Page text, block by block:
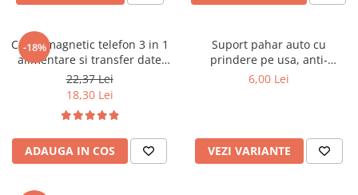
Parasolare Auto
Plasa elastica & Organizator Auto
Prelate Auto
Scrumiere Auto
Stergatoare Parbriz
Suport Auto Ochelari
-18%
Cablu magnetic telefon 3 in 1
alimentare si transfer date
universal cu 3 capete
22,37 Lei
18,30 Lei
ADAUGA IN COS
Suport pahar auto cu
prindere pe usa, anti-
alunecare, universal
6,00 Lei
VEZI VARIANTE